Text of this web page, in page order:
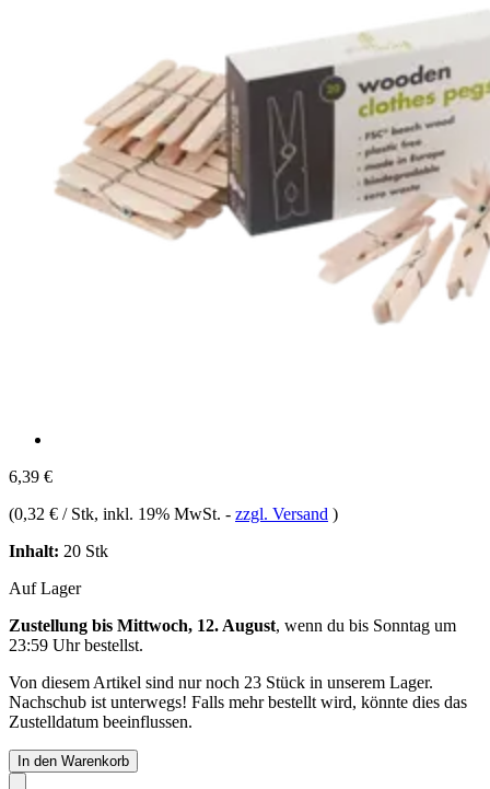
6,39 €
(0,32 € / Stk, inkl. 19% MwSt. - zzgl. Versand )
Inhalt: 20 Stk
Auf Lager
Zustellung bis Mittwoch, 12. August, wenn du bis Sonntag um
23:59 Uhrbestellst.
Von diesem Artikel sind nur noch 23 Stück in unserem Lager.
Nachschub ist unterwegs! Falls mehr bestellt wird, könnte dies das
Zustelldatum beeinflussen.
In den Warenkorb